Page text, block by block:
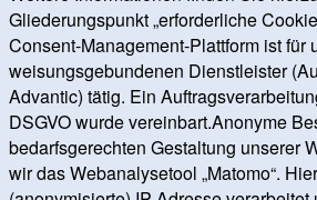
Gliederungspunkt „erforderliche
Consent-Management-Plattform ist für
weisungsgebundenen Dienstleister
Advantic) tätig. Ein
DSGVO wurde vereinbart.Anonyme
bedarfsgerechten Gestaltung unserer
wir das Webanalysetool „Matomo“.